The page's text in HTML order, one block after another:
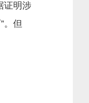
证明涉
。但